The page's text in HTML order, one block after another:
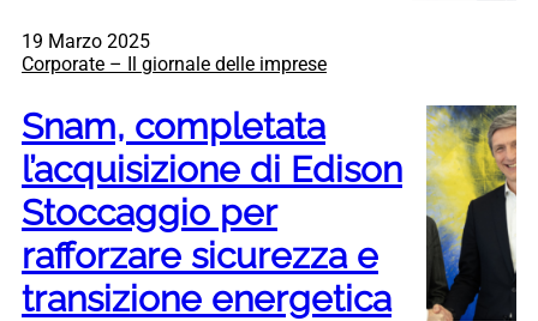
19 Marzo 2025
Corporate – Il giornale delle imprese
Snam, completata
l’acquisizione di Edison
Stoccaggio per
rafforzare sicurezza e
transizione energetica